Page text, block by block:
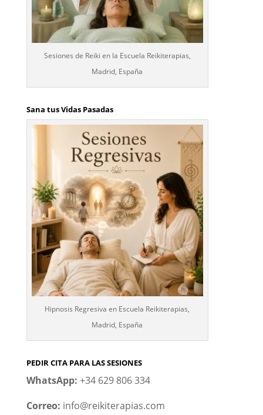
Sesiones de Reiki en la Escuela Reikiterapias,
Madrid, España
Sana tus Vidas Pasadas
Hipnosis Regresiva en Escuela Reikiterapias,
Madrid, España
PEDIR CITA PARA LAS SESIONES
WhatsApp: +34 629 806 334
Correo: info@reikiterapias.com